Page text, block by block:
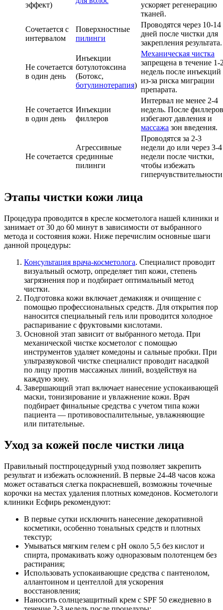
эффект)
ускоряет регенерацию
тканей.
Сочетается с
интервалом
Поверхностные
пилинги
Проводятся через 10-14
дней после чистки для
закрепления результата.
Не сочетается
в один день
Инъекции
ботулотоксина
(Ботокс,
ботулинотерапия)
Механическая чистка
запрещена в течение 1-
недель после инъекций
из-за риска миграции
препарата.
Не сочетается
в один день
Инъекции
филлеров
Интервал не менее 2-4
недель. После филлеров
избегают давления и
массажа зон введения.
Не сочетается
Агрессивные
срединные
пилинги
Проводятся за 2-3
недели до или через 3-4
недели после чистки,
чтобы избежать
Этапы чистки кожи лица
Процедура проводится в кресле косметолога нашей клиники и
занимает от 30 до 60 минут в зависимости от выбранного
метода и состояния кожи. Ниже перечислим основные шаги
данной процедуры:
Консультация врача-косметолога. Специалист проводит
визуальный осмотр, определяет тип кожи, степень
загрязнения пор и подбирает оптимальный метод
чистки.
Подготовка кожи включает демакияж и очищение с
помощью профессиональных средств. Для открытия пор
наносится специальный гель или проводится холодное
распаривание с фруктовыми кислотами.
Основной этап зависит от выбранного метода. При
механической чистке косметолог с помощью
инструментов удаляет комедоны и сальные пробки. При
ультразвуковой чистке специалист проводит насадкой
по лицу против массажных линий, воздействуя на
каждую зону.
Завершающий этап включает нанесение успокаивающей
маски, тонизирование и увлажнение кожи. Врач
подбирает финальные средства с учетом типа кожи
пациента — противовоспалительные, увлажняющие
или питательные.
Уход за кожей после чистки лица
Правильный постпроцедурный уход позволяет закрепить
результат и избежать осложнений. В первые 24-48 часов кожа
может оставаться слегка покрасневшей, возможны точечные
корочки на местах удаления плотных комедонов. Косметологи
клиники Есфирь рекомендуют:
В первые сутки исключить нанесение декоративной
косметики, особенно тональных средств и плотных
текстур;
Умываться мягким гелем с pH около 5,5 без кислот и
спирта, промакивать кожу одноразовым полотенцем без
растирания;
Использовать успокаивающие средства с пантенолом,
аллантоином и центеллой для ускорения
восстановления;
Наносить солнцезащитный крем с SPF 50 ежедневно в